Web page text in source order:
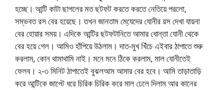
হচ্ছে। আন্টি কাটা ছাগলের মত ছটফট করতে করতে নেতিয়ে পরলো,
সম্ভবত রস বের হয়েছে। তখন জানতাম মে্যেদের যোনীর রস দেখা যায়না
বের হোয়ার সময়। এদিকে আন্টির ছটফটানিতে আমার ধোন্তা যোনী থেকে
বের হয়ে গেল। আমিও হাঁপিয়ে উঠলাম। দাত-মুখ খিঁচে এইবার ঠাপাতে শুরু
করলাম, কোন থামাথামি নাই। মনে মনে ঠিকে করলাম, মাল যোনীতেই
ফেলব। ২-৩ মিনিট ঠাপাতেই বুঝলআম আমার বের হবে। আমি তাড়াতাড়ি
করে আন্টিকে জাপ্টে ধরে চিরিক চিরিক করে মাল ঢেলে দিলাম আর কানের